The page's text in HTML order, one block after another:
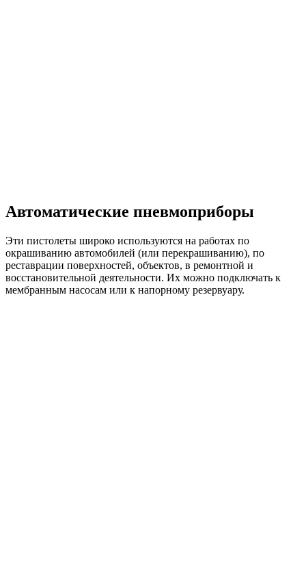
Автоматические пневмоприборы
Эти пистолеты широко используются на работах по
окрашиванию автомобилей (или перекрашиванию), по
реставрации поверхностей, объектов, в ремонтной и
восстановительной деятельности. Их можно подключать к
мембранным насосам или к напорному резервуару.